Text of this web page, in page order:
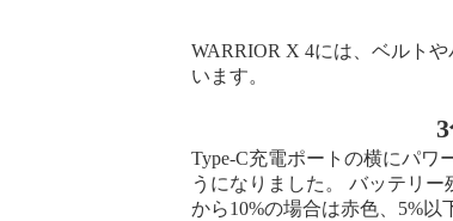
WARRIOR X 4には、ベルト
います。
Type-C充電ポートの横にパワ
うになりました。 バッテリー
から10%の場合は赤色、5%以